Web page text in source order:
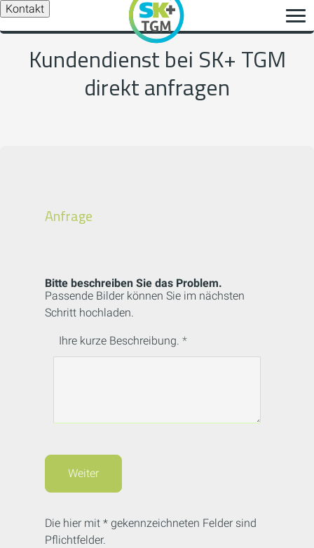
Kontakt
Kundendienst bei SK+ TGM
direkt anfragen
Anfrage
Bitte beschreiben Sie das Problem.
Passende Bilder können Sie im nächsten
Schritt hochladen.
Ihre kurze Beschreibung.
Weiter
Die hier mit * gekennzeichneten Felder sind
Pflichtfelder.